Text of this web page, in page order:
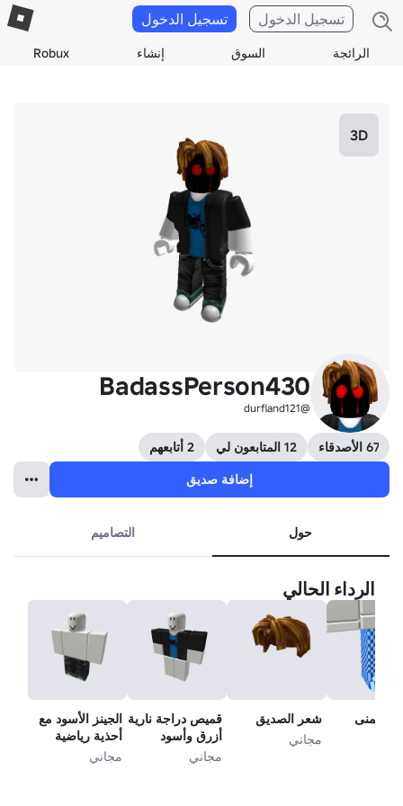
الرائجة السوق إنشاء Robux
تسجيل الدخول تسجيل الدخول
3D
BadassPerson430
@durfland121
67 الأصدقاء 12 المتابعون لي
2 أتابعهم
إضافة صديق
حول التصاميم
الرداء الحالي
اليمنى
شعر الصديق
مجاني
قميص دراجة نارية
أزرق وأسود
مجاني
الجينز الأسود مع
أحذية رياضية
مجاني